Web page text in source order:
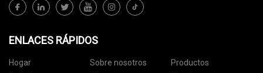
ENLACES RÁPIDOS
Hogar Sobre nosotros
Productos